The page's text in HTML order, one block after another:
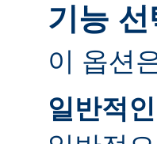
기능 선
이 옵션
일반적